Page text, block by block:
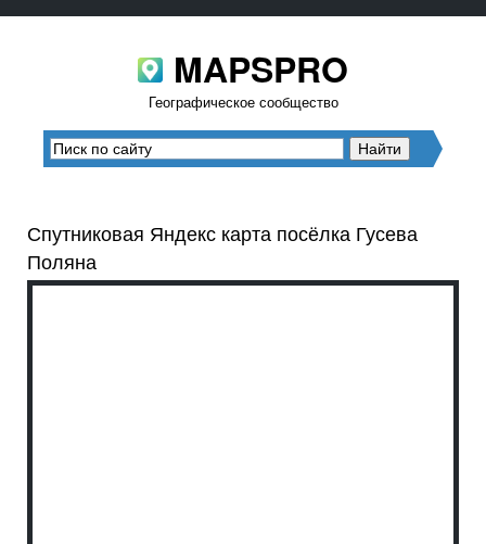
MAPSPRO
Географическое сообщество
Спутниковая Яндекс карта посёлка Гусева
Поляна